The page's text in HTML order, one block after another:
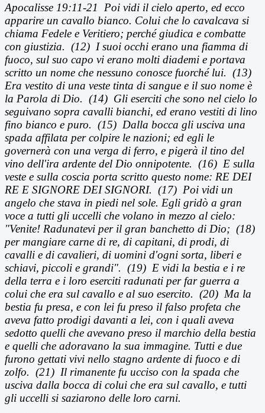
Apocalisse 19:11-21 Poi vidi il cielo aperto, ed ecco
apparire un cavallo bianco. Colui che lo cavalcava si
chiama Fedele e Veritiero; perché giudica e combatte
con giustizia. (12) I suoi occhi erano una fiamma di
fuoco, sul suo capo vi erano molti diademi e portava
scritto un nome che nessuno conosce fuorché lui. (13)
Era vestito di una veste tinta di sangue e il suo nome è
la Parola di Dio. (14) Gli eserciti che sono nel cielo lo
seguivano sopra cavalli bianchi, ed erano vestiti di lino
fino bianco e puro. (15) Dalla bocca gli usciva una
spada affilata per colpire le nazioni; ed egli le
governerà con una verga di ferro, e pigerà il tino del
vino dell'ira ardente del Dio onnipotente. (16) E sulla
veste e sulla coscia porta scritto questo nome: RE DEI
RE E SIGNORE DEI SIGNORI. (17) Poi vidi un
angelo che stava in piedi nel sole. Egli gridò a gran
voce a tutti gli uccelli che volano in mezzo al cielo:
"Venite! Radunatevi per il gran banchetto di Dio; (18)
per mangiare carne di re, di capitani, di prodi, di
cavalli e di cavalieri, di uomini d'ogni sorta, liberi e
schiavi, piccoli e grandi". (19) E vidi la bestia e i re
della terra e i loro eserciti radunati per far guerra a
colui che era sul cavallo e al suo esercito. (20) Ma la
bestia fu presa, e con lei fu preso il falso profeta che
aveva fatto prodigi davanti a lei, con i quali aveva
sedotto quelli che avevano preso il marchio della bestia
e quelli che adoravano la sua immagine. Tutti e due
furono gettati vivi nello stagno ardente di fuoco e di
zolfo. (21) Il rimanente fu ucciso con la spada che
usciva dalla bocca di colui che era sul cavallo, e tutti
gli uccelli si saziarono delle loro carni.